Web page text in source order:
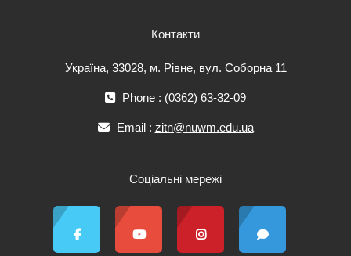
Контакти
Україна, 33028, м. Рівне, вул. Соборна 11
Phone : (0362) 63-32-09
Email : zitn@nuwm.edu.ua
Соціальні мережі